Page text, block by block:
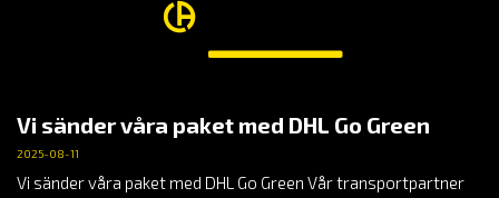
Vi sänder våra paket med DHL Go Green
2025-08-11
Vi sänder våra paket med DHL Go Green Vår transportpartner